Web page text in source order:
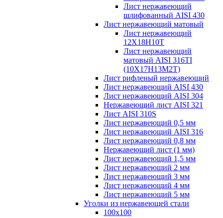
Лист нержавеющий
шлифованный AISI 430
Лист нержавеющий матовый
Лист нержавеющий
12X18H10T
Лист нержавеющий
матовый AISI 316TI
(10Х17Н13М2Т)
Лист рифленый нержавеющий
Лист нержавеющий AISI 430
Лист нержавеющий AISI 304
Нержавеющий лист AISI 321
Лист AISI 310S
Лист нержавеющий 0,5 мм
Лист нержавеющий AISI 316
Лист нержавеющий 0,8 мм
Нержавеющий лист (1 мм)
Лист нержавеющий 1,5 мм
Лист нержавеющий 2 мм
Лист нержавеющий 3 мм
Лист нержавеющий 4 мм
Лист нержавеющий 5 мм
Уголки из нержавеющей стали
100х100